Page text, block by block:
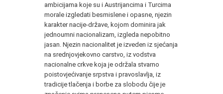
ambicijama koje su i Austrijancima i Turcima
morale izgledati besmislene i opasne, njezin
karakter nacije-države, kojom dominira jak
jednoumni nacionalizam, iz­gleda nepobitno
jasan. Njezin nacionalitet je izveden iz sjećanja
na srednjovjekovno carstvo, iz vodstva
nacionalne crkve koja je održala stvarno
poistovjećivanje srpstva i pravoslavlja, iz
tradici­je tlačenja i borbe za slobodu čije je